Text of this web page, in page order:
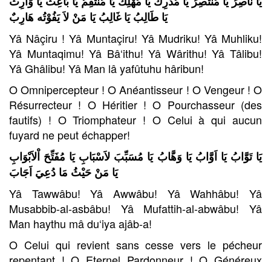
يَا طَالِبُ يَا غَالِبُ يَا مَنْ لاَ يَفُوْتُه هَارِبٌ
Yâ Nâçiru ! Yâ Muntaçiru! Yâ Mudriku! Yâ Muhliku!
Yâ Muntaqimu! Yâ Bâ‘ithu! Yâ Wârithu! Yâ Tâlibu!
Yâ Ghâlibu! Yâ Man lâ yafûtuhu hâribun!
O Omnipercepteur ! O Anéantisseur ! O Vengeur ! O
Résurrecteur ! O Héritier ! O Pourchasseur (des
fautifs) ! O Triomphateur ! O Celui à qui aucun
fuyard ne peut échapper!
يَا تَوَّابُ يَا اَوَّابُ يَا وَهَّابُ يَا مُسَبِّبَ لاَسْبَابِ يَا مُفَتِّحَ اْلاَبْوَابِ
يَا مَنْ حَيْثُ مَا دُعِيَ اَجَابَ
Yâ Tawwâbu! Yâ Awwâbu! Yâ Wahhâbu! Yâ
Musabbib-al-asbâbu! Yâ Mufattih-al-abwâbu! Yâ
Man haythu mâ du‘iya ajâb-a!
O Celui qui revient sans cesse vers le pécheur